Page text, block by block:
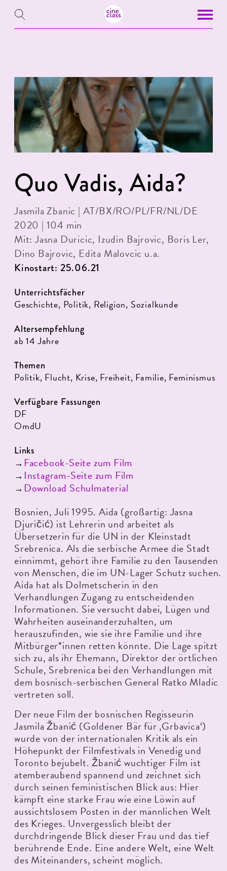
Quo Vadis, Aida?
Jasmila Zbanic | AT/BX/RO/PL/FR/NL/DE
2020 | 104 min
Mit: Jasna Duricic, Izudin Bajrovic, Boris Ler,
Dino Bajrovic, Edita Malovcic u.a.
Kinostart: 25.06.21
Unterrichtsfächer
Geschichte, Politik, Religion, Sozialkunde
Altersempfehlung
ab 14 Jahre
Themen
Politik, Flucht, Krise, Freiheit, Familie, Feminismus
Verfügbare Fassungen
DF
OmdU
Links
→ Facebook-Seite zum Film
→ Instagram-Seite zum Film
→ Download Schulmaterial
Bosnien, Juli 1995. Aida (großartig: Jasna
Djuričić) ist Lehrerin und arbeitet als
Übersetzerin für die UN in der Kleinstadt
Srebrenica. Als die serbische Armee die Stadt
einnimmt, gehört ihre Familie zu den Tausenden
von Menschen, die im UN-Lager Schutz suchen.
Aida hat als Dolmetscherin in den
Verhandlungen Zugang zu entscheidenden
Informationen. Sie versucht dabei, Lügen und
Wahrheiten auseinanderzuhalten, um
herauszufinden, wie sie ihre Familie und ihre
Mitbürger*innen retten könnte. Die Lage spitzt
sich zu, als ihr Ehemann, Direktor der örtlichen
Schule, Srebrenica bei den Verhandlungen mit
dem bosnisch-serbischen General Ratko Mladic
vertreten soll.
Der neue Film der bosnischen Regisseurin
Jasmila Žbanić (Goldener Bär für ‚Grbavica‘)
wurde von der internationalen Kritik als ein
Höhepunkt der Filmfestivals in Venedig und
Toronto bejubelt. Žbanić wuchtiger Film ist
atemberaubend spannend und zeichnet sich
durch seinen feministischen Blick aus: Hier
kämpft eine starke Frau wie eine Löwin auf
aussichtslosem Posten in der männlichen Welt
des Krieges. Unvergesslich bleibt der
durchdringende Blick dieser Frau und das tief
berührende Ende. Eine andere Welt, eine Welt
des Miteinanders, scheint möglich.